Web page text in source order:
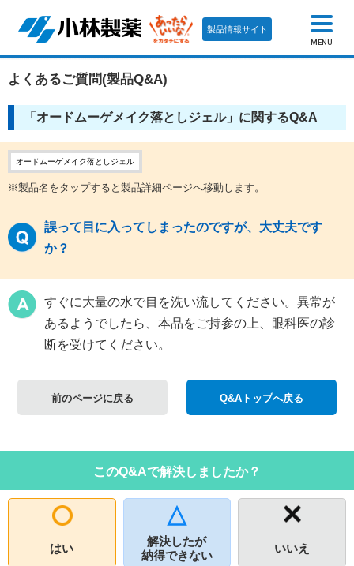
製品情報サイト
MENU
よくあるご質問(製品Q&A)
「オードムーゲメイク落としジェル」に関するQ&A
オードムーゲメイク落としジェル
※製品名をタップすると製品詳細ページへ移動します。
誤って目に入ってしまったのですが、大丈夫です
か？
すぐに大量の水で目を洗い流してください。異常が
あるようでしたら、本品をご持参の上、眼科医の診
断を受けてください。
前のページに戻る Q&Aトップへ戻る
このQ&Aで解決しましたか？
はい
解決したが
納得できない
いいえ